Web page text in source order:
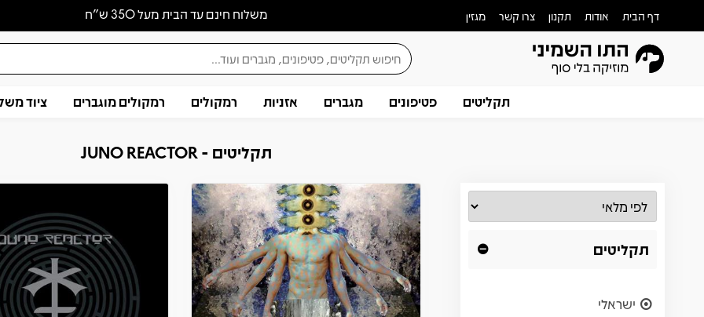
משלוח חינם עד הבית מעל 350 ש״ח דף הבית אודות תקנון צרו קשר מגזין
תקליטים פטיפונים מגברים אזניות רמקולים רמקולים מוגברים ציוד
תקליטים - JUNO REACTOR
תקליטים
ישראלי